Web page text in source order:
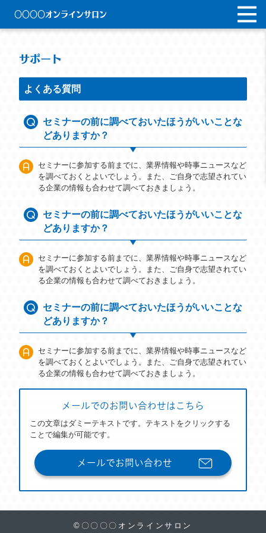
〇〇〇〇オンラインサロン
サポート
よくある質問
セミナーの前に調べておいたほうがいいことな
どありますか？
セミナーに参加する前までに、業界情報や時事ニュースなど
を調べておくとよいでしょう。また、ご自身で志望されてい
る企業の情報も合わせて調べておきましょう。
セミナーの前に調べておいたほうがいいことな
どありますか？
セミナーに参加する前までに、業界情報や時事ニュースなど
を調べておくとよいでしょう。また、ご自身で志望されてい
る企業の情報も合わせて調べておきましょう。
セミナーの前に調べておいたほうがいいことな
どありますか？
セミナーに参加する前までに、業界情報や時事ニュースなど
を調べておくとよいでしょう。また、ご自身で志望されてい
る企業の情報も合わせて調べておきましょう。
メールでのお問い合わせはこちら
この文章はダミーテキストです。テキストをクリックする
ことで編集が可能です。
メールでお問い合わせ
©〇〇〇〇オンラインサロン